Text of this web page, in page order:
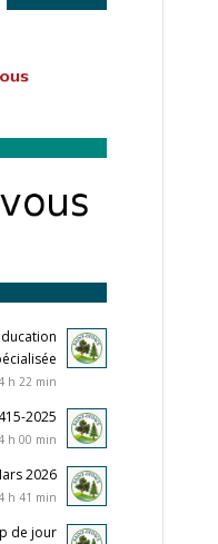
h 22 min
2025
h 00 min
2026
h 41 min
de jour